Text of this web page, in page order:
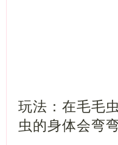
玩法：在毛毛
虫的身体会弯